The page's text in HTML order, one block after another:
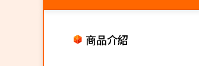
商品介紹